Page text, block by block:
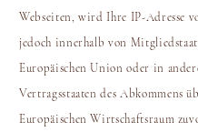
Webseiten, wird Ihre IP-Adresse
jedoch innerhalb von
Europäischen Union oder in
Vertragsstaaten des Abkommens
Europäischen Wirtschaftsraum